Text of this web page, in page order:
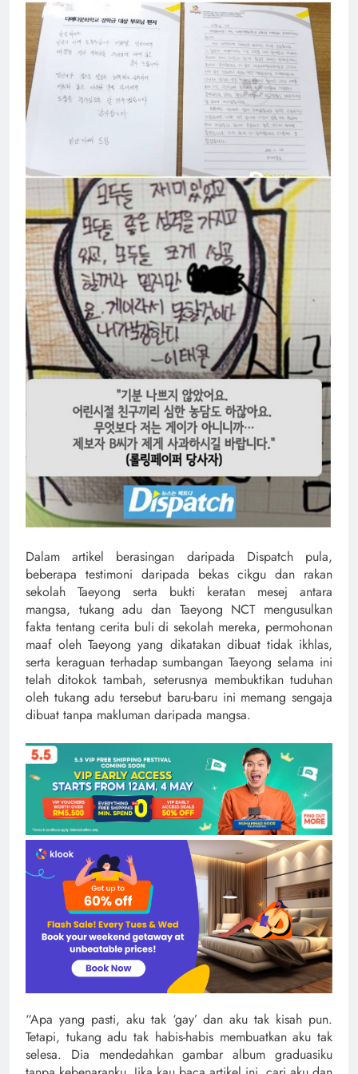
Dalam artikel berasingan daripada Dispatch pula,
beberapa testimoni daripada bekas cikgu dan rakan
sekolah Taeyong serta bukti keratan mesej antara
mangsa, tukang adu dan Taeyong NCT mengusulkan
fakta tentang cerita buli di sekolah mereka, permohonan
maaf oleh Taeyong yang dikatakan dibuat tidak ikhlas,
serta keraguan terhadap sumbangan Taeyong selama ini
telah ditokok tambah, seterusnya membuktikan tuduhan
oleh tukang adu tersebut baru-baru ini memang sengaja
dibuat tanpa makluman daripada mangsa.
“Apa yang pasti, aku tak ‘gay’ dan aku tak kisah pun.
Tetapi, tukang adu tak habis-habis membuatkan aku tak
selesa. Dia mendedahkan gambar album graduasiku